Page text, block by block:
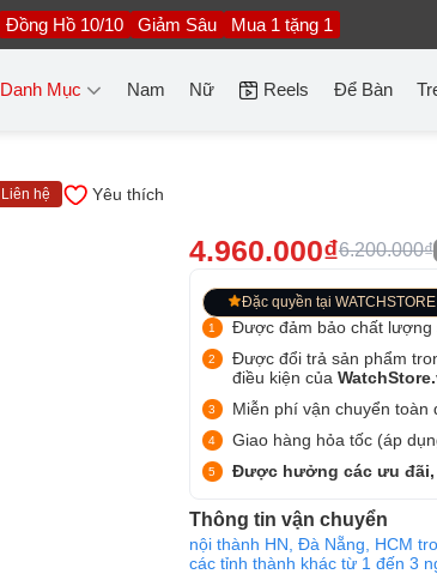
Đồng Hồ 10/10 Giảm Sâu Mua 1 tặng 1
Danh Mục Nam Nữ Reels Để Bàn
Liên hệ Yêu thích
4.960.000₫6.200.000₫
Đặc quyền tại WATCHSTORE
Được đảm bảo chất lượng
Được đổi trả sản phẩm
điều kiện của
Miễn phí vận chuyển toàn
Giao hàng hỏa tốc (áp
Được hưởng các ưu đãi,
Thông tin vận chuyển
nội thành HN, Đà Nẵng, HCM
các tỉnh thành khác từ 1 đến 3